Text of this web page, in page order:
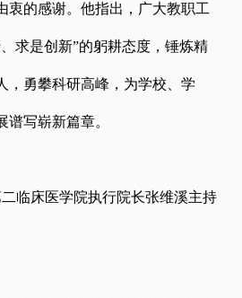
衷的感谢。 他指出，广大教职工
求是创新”的躬耕态度，锤炼精
，勇攀科研高峰， 为学校、学
谱写崭新篇章。
临床医学院执行院长张维溪主持